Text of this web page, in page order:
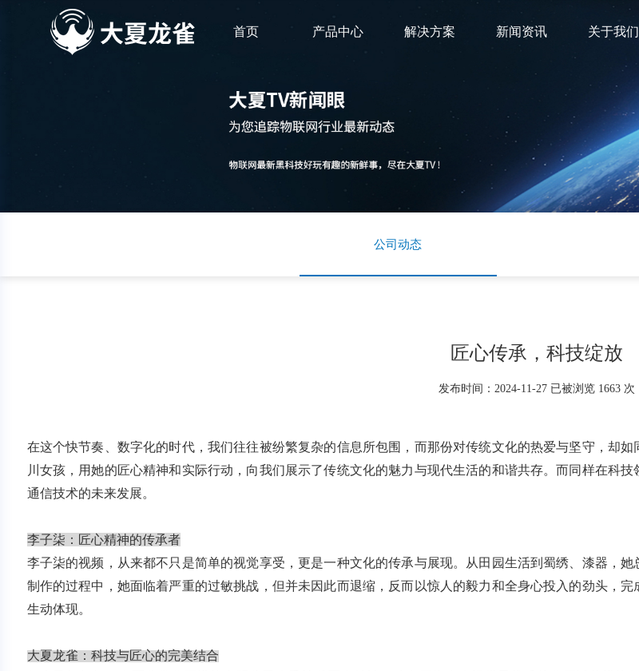
首页 产品中心 解决方案 新闻资讯 关于我们
公司动态
匠心传承，科技绽放
发布时间：2024-11-27 已被浏览 1663 次
在这个快节奏、数字化的时代，我们往往被纷繁复杂的信息所包围，而那份对传统文化的热爱与坚守，却
川女孩，用她的匠心精神和实际行动，向我们展示了传统文化的魅力与现代生活的和谐共存。而同样在科
通信技术的未来发展。
李子柒：匠心精神的传承者
李子柒的视频，从来都不只是简单的视觉享受，更是一种文化的传承与展现。从田园生活到蜀绣、漆器，
制作的过程中，她面临着严重的过敏挑战，但并未因此而退缩，反而以惊人的毅力和全身心投入的劲头，
生动体现。
大夏龙雀：科技与匠心的完美结合